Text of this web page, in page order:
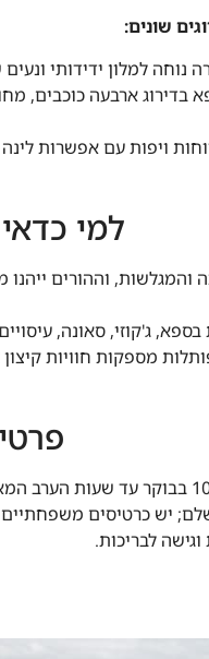
שונים:
נוחה למלון ידידותי
בדירוג ארבעה כוכבים,
ויפות עם אפשרות
למי
והמגלשות, וההורים
בספא, ג'קוזי, סאונה,
מספקות חוויות
יש כרטיסים
לבריכות.